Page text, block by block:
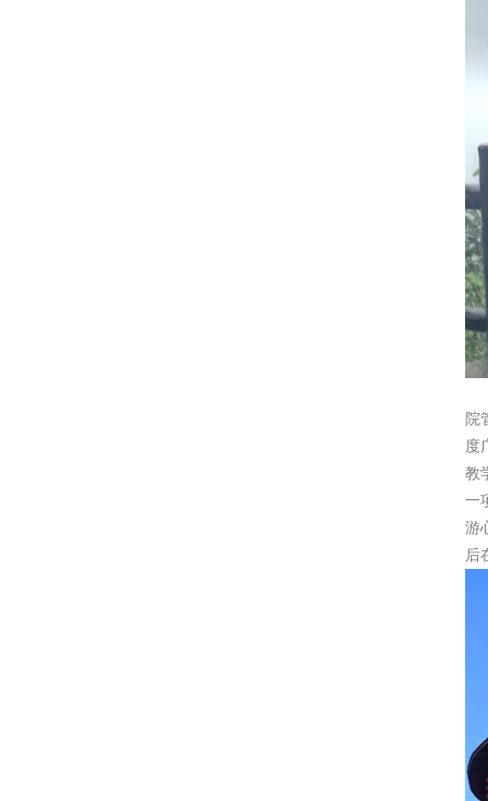
院
度
教
一
游
后